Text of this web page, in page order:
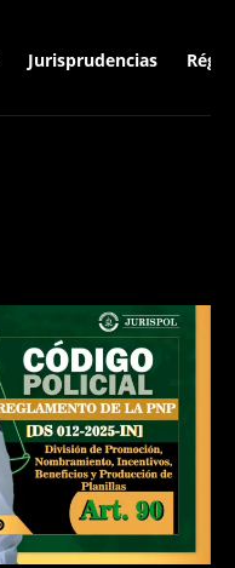
Jurisprudencias